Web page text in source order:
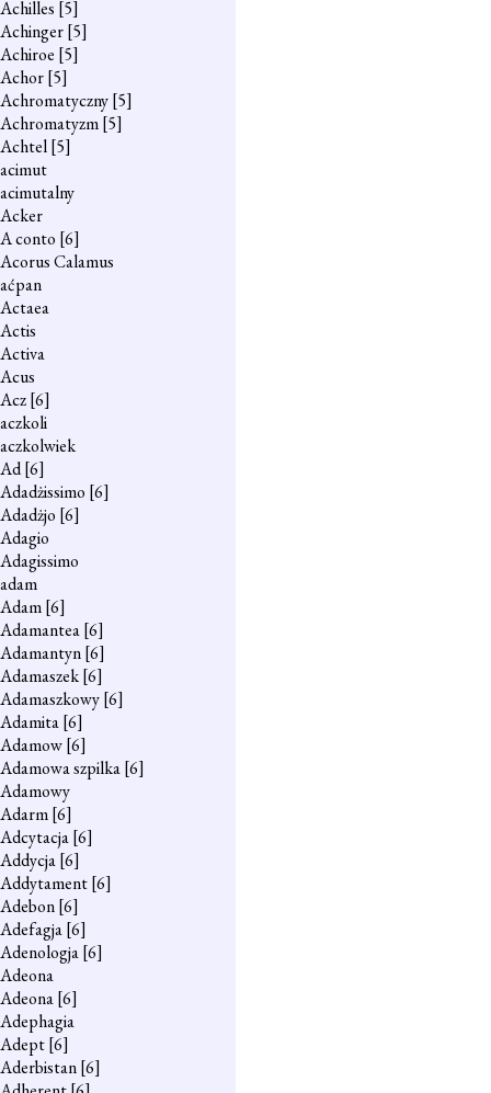
Achilles [5]
Achinger[5]
Achiroe [5]
Achor[5]
Achromatyczny[5]
Achromatyzm[5]
Achtel[5]
acimut
acimutalny
Acker
A conto [6]
Acorus Calamus
aćpan
Actaea
Actis
Activa
Acus
Acz[6]
aczkoli
aczkolwiek
Ad[6]
Adadżissimo [6]
Adadżjo [6]
Adagio
Adagissimo
adam
Adam[6]
Adamantea[6]
Adamantyn[6]
Adamaszek[6]
Adamaszkowy[6]
Adamita[6]
Adamow[6]
Adamowa szpilka[6]
Adamowy
Adarm[6]
Adcytacja[6]
Addycja[6]
Addytament[6]
Adebon[6]
Adefagja[6]
Adenologja[6]
Adeona
Adeona[6]
Adephagia
Adept[6]
Aderbistan[6]